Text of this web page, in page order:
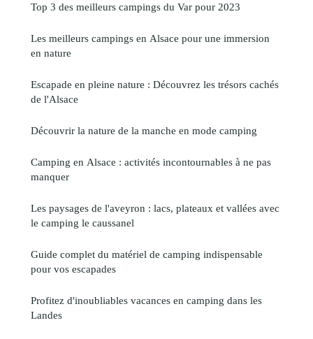
Top 3 des meilleurs campings du Var pour 2023
Les meilleurs campings en Alsace pour une immersion
en nature
Escapade en pleine nature : Découvrez les trésors cachés
de l'Alsace
Découvrir la nature de la manche en mode camping
Camping en Alsace : activités incontournables à ne pas
manquer
Les paysages de l'aveyron : lacs, plateaux et vallées avec
le camping le caussanel
Guide complet du matériel de camping indispensable
pour vos escapades
Profitez d'inoubliables vacances en camping dans les
Landes